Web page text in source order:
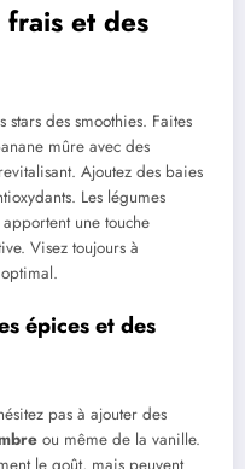
et des
stars des smoothies. Faites
mûre avec des
Ajoutez des baies
Les légumes
une touche
Visez toujours à
épices et des
pas à ajouter des
ou même de la vanille.